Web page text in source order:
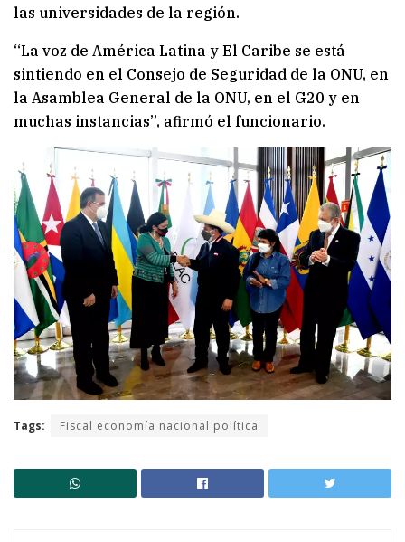
las universidades de la región.
“La voz de América Latina y El Caribe se está
sintiendo en el Consejo de Seguridad de la ONU, en
la Asamblea General de la ONU, en el G20 y en
muchas instancias”, afirmó el funcionario.
Tags: Fiscal economía nacional política